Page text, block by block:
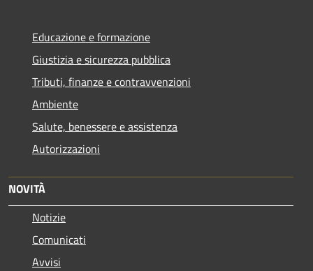
Educazione e formazione
Giustizia e sicurezza pubblica
Tributi, finanze e contravvenzioni
Ambiente
Salute, benessere e assistenza
Autorizzazioni
NOVITÀ
Notizie
Comunicati
Avvisi